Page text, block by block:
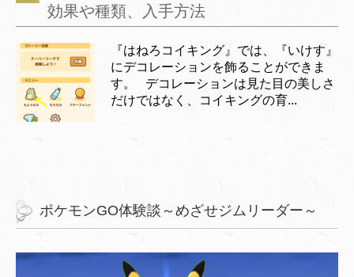
効果や種類、入手方法
『はねろコイキング』では、『いけす』
にデコレーションを飾ることができま
す。 デコレーションは見た目の美しさ
だけではなく、コイキングの育...
ポケモンGO体験談～めざせジムリーダー～